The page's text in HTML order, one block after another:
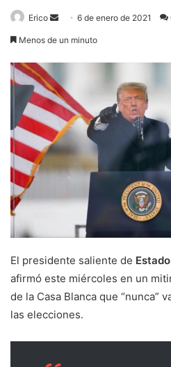
Erico
Send6 de enero de 2021
Menos de un minuto
El presidente saliente de
afirmó este miércoles en un
de la Casa Blanca que “nunca”
las elecciones.